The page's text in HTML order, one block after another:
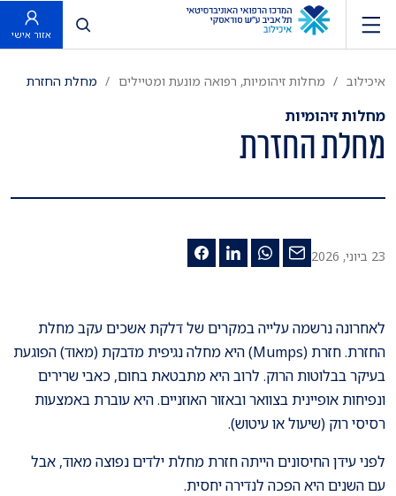
פתח חיפוש
אזור אישי
איכילוב מחלות זיהומיות, רפואה מונעת ומטיילים מחלת החזרת
מחלות זיהומיות
מחלת החזרת
23 ביוני, 2026
לאחרונה נרשמה עלייה במקרים של דלקת אשכים עקב מחלת
החזרת. חזרת (Mumps) היא מחלה
נגיפית מדבקת (מאוד) הפוגעת
בעיקר בבלוטות הרוק. לרוב היא מתבטאת בחום, כאבי שרירים
ונפיחות אופיינית בצוואר ובאזור האוזניים. היא עוברת באמצעות
רסיסי רוק (שיעול או עיטוש).
לפני עידן החיסונים הייתה חזרת מחלת ילדים נפוצה מאוד, אבל
עם השנים היא הפכה לנדירה יחסית.